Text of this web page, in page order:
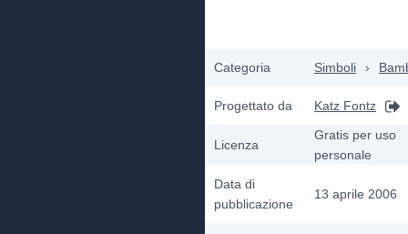
Categoria Simboli ›
Progettato da Katz Fontz
Licenza
Gratis per uso
personale
Data di
pubblicazione
13 aprile 2006